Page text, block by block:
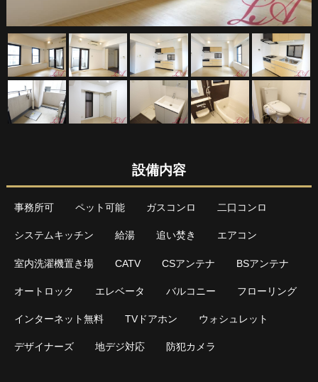
設備内容
事務所可 ペット可能 ガスコンロ 二口コンロ
システムキッチン 給湯 追い焚き エアコン
室内洗濯機置き場 CATV CSアンテナ BSアンテナ
オートロック エレベータ バルコニー フローリング
インターネット無料 TVドアホン ウォシュレット
デザイナーズ 地デジ対応 防犯カメラ